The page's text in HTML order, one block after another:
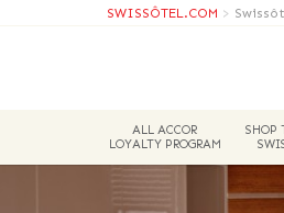
SWISSÔTEL.COM >
ALL ACCOR
LOYALTY PROGRAM
SHOP